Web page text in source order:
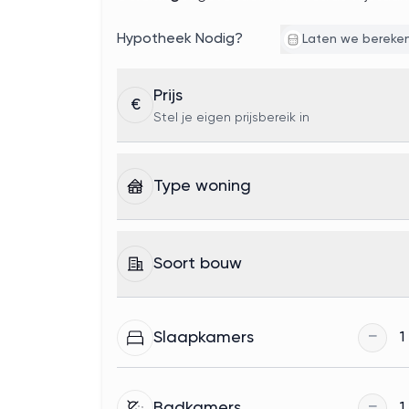
Hypotheek Nodig? Laten we
€
Prijs
Stel je eigen prijsbereik in
Type woning
Soort bouw
Slaapkamers − 1